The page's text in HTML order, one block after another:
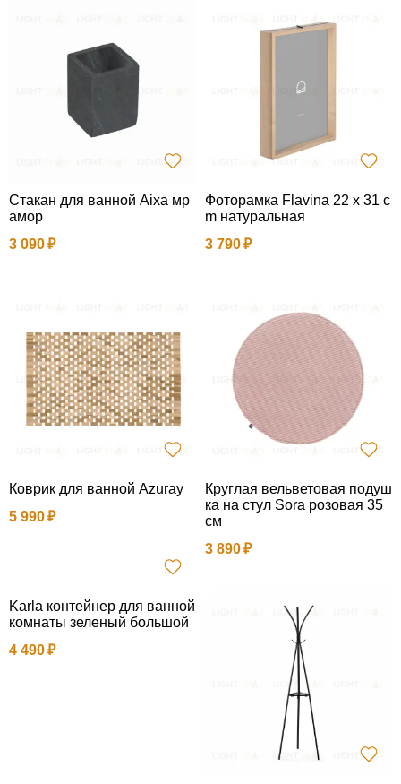
Стакан для ванной Aixa мр
амор
3 090
Фоторамка Flavina 22 x 31 c
m натуральная
3 790
Коврик для ванной Azuray
5 990
Круглая вельветовая подуш
ка на стул Sora розовая 35
см
3 890
Karla контейнер для ванной
комнаты зеленый большой
4 490